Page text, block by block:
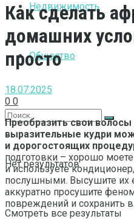
Недвижимость
Общество
Нет результатов
Смотреть все результаты
Как сделать
домашних
просто
18.07.2025
0 0
Преобразить свои волосы
выразительные кудри
и дорогостоящих
подготовки – хорошо
и используете
послушными. Высушите их
аккуратно просушите
повреждений и сохранить